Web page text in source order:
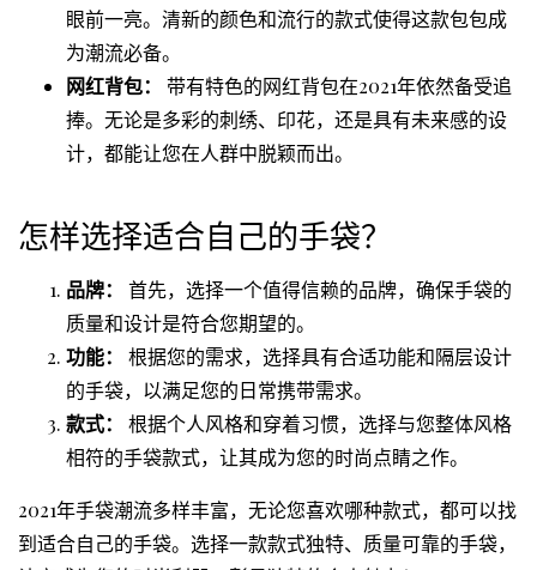
眼前一亮。清新的颜色和流行的款式使得这款包包成
为潮流必备。
网红背包：
带有特色的网红背包在2021年依然备受追
捧。无论是多彩的刺绣、印花，还是具有未来感的设
计，都能让您在人群中脱颖而出。
怎样选择适合自己的手袋？
品牌：
首先，选择一个值得信赖的品牌，确保手袋的
质量和设计是符合您期望的。
功能：
根据您的需求，选择具有合适功能和隔层设计
的手袋，以满足您的日常携带需求。
款式：
根据个人风格和穿着习惯，选择与您整体风格
相符的手袋款式，让其成为您的时尚点睛之作。
2021年手袋潮流多样丰富，无论您喜欢哪种款式，都可以找
到适合自己的手袋。选择一款款式独特、质量可靠的手袋，